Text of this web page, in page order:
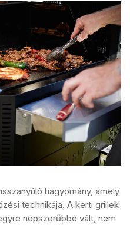
hagyomány, amely
technikája. A kerti grillek
népszerűbbé vált, nem